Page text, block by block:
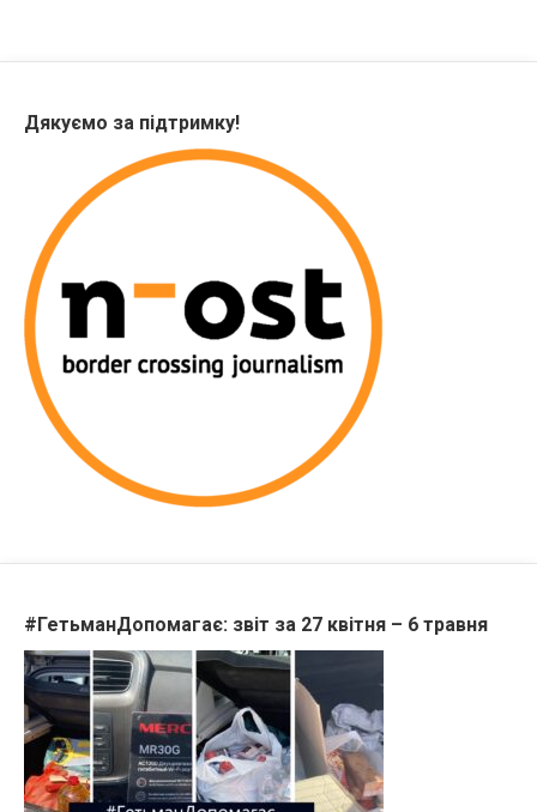
Дякуємо за підтримку!
#ГетьманДопомагає: звіт за 27 квітня – 6 травня